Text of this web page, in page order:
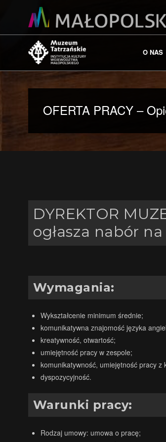
O NAS
OFERTA PRACY –
DYREKTOR
ogłasza nabór
Wymagania:
Wykształcenie minimum średnie;
komunikatywna znajomość języka
kreatywność, otwartość;
umiejętność pracy w zespole;
komunikatywność, umiejętność pracy z
dyspozycyjność.
Warunki pracy:
Rodzaj umowy: umowa o pracę;